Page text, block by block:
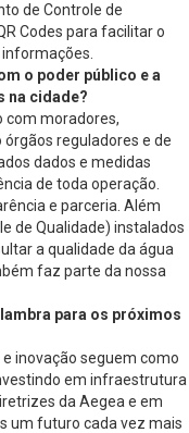
de Controle de
Codes para facilitar o
o poder público e a
na cidade?
com moradores,
reguladores e de
dados e medidas
de toda operação.
e parceria. Além
de Qualidade) instalados
a qualidade da água
faz parte da nossa
para os próximos
inovação seguem como
em infraestrutura
da Aegea e em
um futuro cada vez mais